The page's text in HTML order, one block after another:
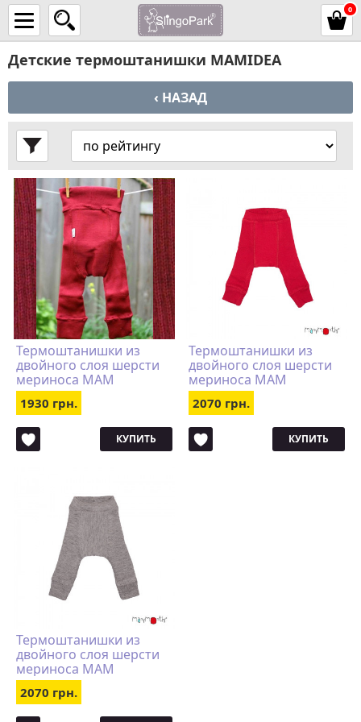
0
Детские термоштанишки MAMIDEA
‹ НАЗАД
Термоштанишки из
двойного слоя шерсти
мериноса MAM
Manymonths (размер XS,
красный)
1930 грн.
КУПИТЬ
Термоштанишки из
двойного слоя шерсти
мериноса MAM
Manymonths (размер S,
красный)
2070 грн.
КУПИТЬ
Термоштанишки из
двойного слоя шерсти
мериноса MAM
Manymonths (размер S,
светло-серый)
2070 грн.